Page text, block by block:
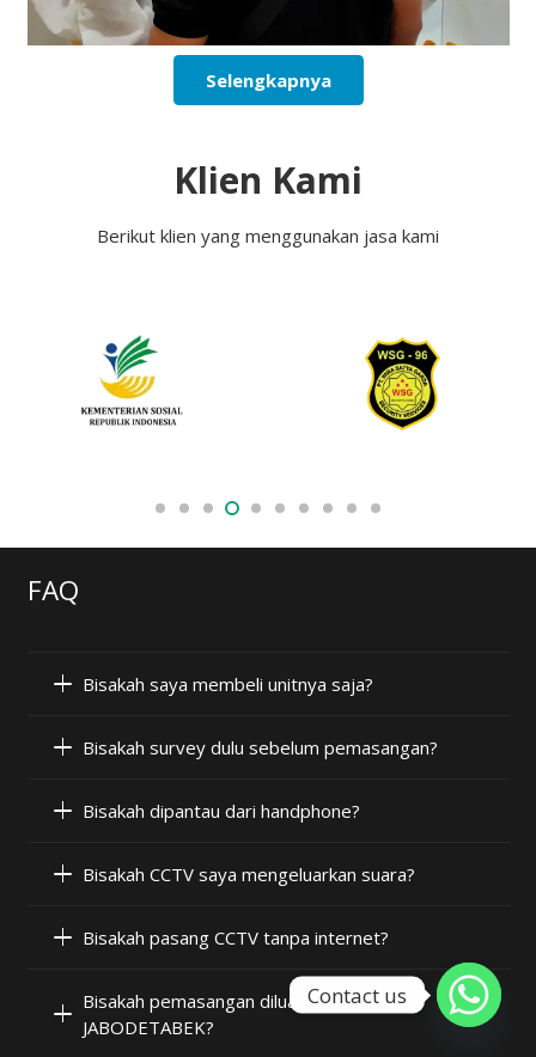
Selengkapnya
Klien Kami
Berikut klien yang menggunakan jasa kami
FAQ
Bisakah saya membeli unitnya saja?
Bisakah survey dulu sebelum pemasangan?
Bisakah dipantau dari handphone?
Bisakah CCTV saya mengeluarkan suara?
Bisakah pasang CCTV tanpa internet?
Bisakah pemasangan diluar wilayah
JABODETABEK?
Contact us